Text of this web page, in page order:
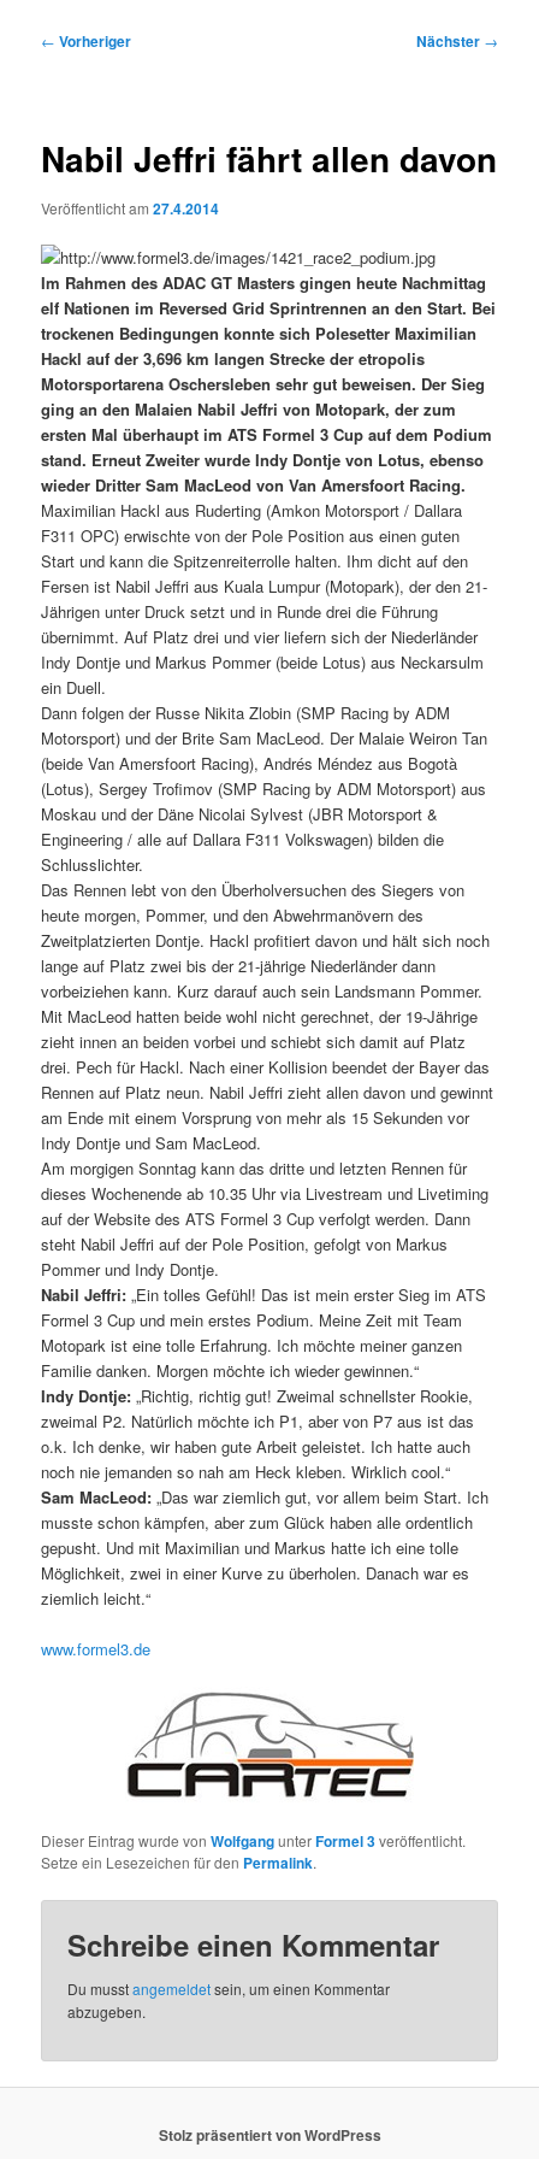
Beitragsnavigation
← Vorheriger Nächster →
Nabil Jeffri fährt allen davon
Veröffentlicht am27.4.2014
Im Rahmen des ADAC GT Masters gingen heute Nachmittag
elf Nationen im Reversed Grid Sprintrennen an den Start. Bei
trockenen Bedingungen konnte sich Polesetter Maximilian
Hackl auf der 3,696 km langen Strecke der etropolis
Motorsportarena Oschersleben sehr gut beweisen. Der Sieg
ging an den Malaien Nabil Jeffri von Motopark, der zum
ersten Mal überhaupt im ATS Formel 3 Cup auf dem Podium
stand. Erneut Zweiter wurde Indy Dontje von Lotus, ebenso
wieder Dritter Sam MacLeod von Van Amersfoort Racing.
Maximilian Hackl aus Ruderting (Amkon Motorsport / Dallara
F311 OPC) erwischte von der Pole Position aus einen guten
Start und kann die Spitzenreiterrolle halten. Ihm dicht auf den
Fersen ist Nabil Jeffri aus Kuala Lumpur (Motopark), der den 21-
Jährigen unter Druck setzt und in Runde drei die Führung
übernimmt. Auf Platz drei und vier liefern sich der Niederländer
Indy Dontje und Markus Pommer (beide Lotus) aus Neckarsulm
ein Duell.
Dann folgen der Russe Nikita Zlobin (SMP Racing by ADM
Motorsport) und der Brite Sam MacLeod. Der Malaie Weiron Tan
(beide Van Amersfoort Racing), Andrés Méndez aus Bogotà
(Lotus), Sergey Trofimov (SMP Racing by ADM Motorsport) aus
Moskau und der Däne Nicolai Sylvest (JBR Motorsport &
Engineering / alle auf Dallara F311 Volkswagen) bilden die
Schlusslichter.
Das Rennen lebt von den Überholversuchen des Siegers von
heute morgen, Pommer, und den Abwehrmanövern des
Zweitplatzierten Dontje. Hackl profitiert davon und hält sich noch
lange auf Platz zwei bis der 21-jährige Niederländer dann
vorbeiziehen kann. Kurz darauf auch sein Landsmann Pommer.
Mit MacLeod hatten beide wohl nicht gerechnet, der 19-Jährige
zieht innen an beiden vorbei und schiebt sich damit auf Platz
drei. Pech für Hackl. Nach einer Kollision beendet der Bayer das
Rennen auf Platz neun. Nabil Jeffri zieht allen davon und gewinnt
am Ende mit einem Vorsprung von mehr als 15 Sekunden vor
Indy Dontje und Sam MacLeod.
Am morgigen Sonntag kann das dritte und letzten Rennen für
dieses Wochenende ab 10.35 Uhr via Livestream und Livetiming
auf der Website des ATS Formel 3 Cup verfolgt werden. Dann
steht Nabil Jeffri auf der Pole Position, gefolgt von Markus
Pommer und Indy Dontje.
Nabil Jeffri: „Ein tolles Gefühl! Das ist mein erster Sieg im ATS
Formel 3 Cup und mein erstes Podium. Meine Zeit mit Team
Motopark ist eine tolle Erfahrung. Ich möchte meiner ganzen
Familie danken. Morgen möchte ich wieder gewinnen.“
Indy Dontje: „Richtig, richtig gut! Zweimal schnellster Rookie,
zweimal P2. Natürlich möchte ich P1, aber von P7 aus ist das
o.k. Ich denke, wir haben gute Arbeit geleistet. Ich hatte auch
noch nie jemanden so nah am Heck kleben. Wirklich cool.“
Sam MacLeod: „Das war ziemlich gut, vor allem beim Start. Ich
musste schon kämpfen, aber zum Glück haben alle ordentlich
gepusht. Und mit Maximilian und Markus hatte ich eine tolle
Möglichkeit, zwei in einer Kurve zu überholen. Danach war es
ziemlich leicht.“
www.formel3.de
Dieser Eintrag wurde vonWolfgangunterFormel 3veröffentlicht.
Setze ein Lesezeichen für den Permalink.
Schreibe einen Kommentar
Du musstangemeldetsein, um einen Kommentar
abzugeben.
Stolz präsentiert von WordPress